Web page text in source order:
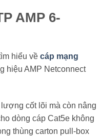
AMP 6-
hiểu về cáp mạng
hiệu AMP Netconnect
cốt lõi mà còn nâng
dòng cáp Cat5e không
thùng carton pull-box